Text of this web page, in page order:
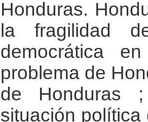
Honduras.
la fragilidad
democrática
problema de
de Honduras
situación